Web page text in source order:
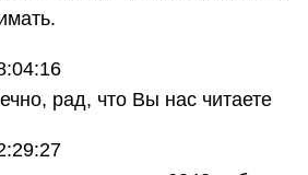
рад, что Вы нас читаете